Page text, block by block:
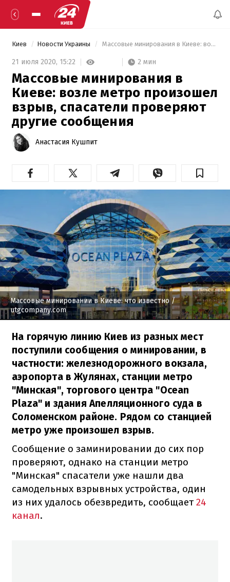
Киев Новости Украины Массовые минирования в Киеве: возле метро произошел взрыв, спасатели проверяют другие сообщения
21 июля 2020, 15:22 2 мин
Массовые минирования в
Киеве: возле метро произошел
взрыв, спасатели проверяют
другие сообщения
Анастасия Кушпит
Массовые минировании в Киеве: что известно /
utgcompany.com
На горячую линию Киев из разных мест
поступили сообщения о минировании, в
частности: железнодорожного вокзала,
аэропорта в Жулянах, станции метро
"Минская", торгового центра "Ocean
Plaza" и здания Апелляционного суда в
Соломенском районе. Рядом со станцией
метро уже произошел взрыв.
Сообщение о заминировании до сих пор
проверяют, однако на станции метро
"Минская" спасатели уже нашли два
самодельных взрывных устройства, один
из них удалось обезвредить, сообщает24
канал.